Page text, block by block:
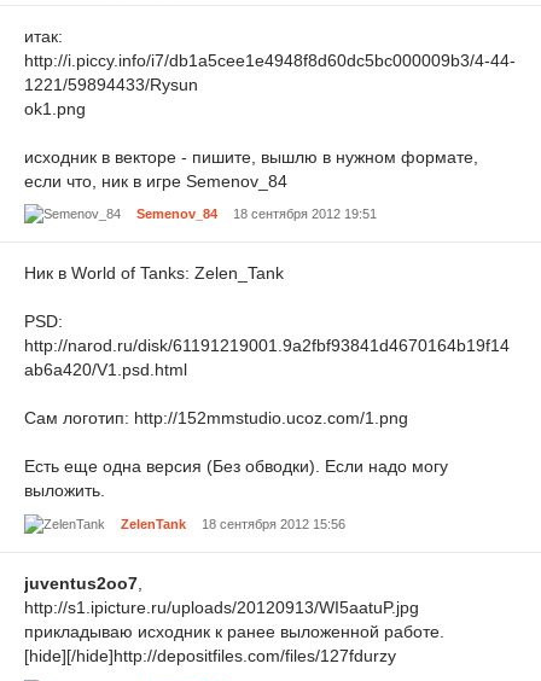
итак:
http://i.piccy.info/i7/db1a5cee1e4948f8d60dc5bc000009b3/4-44-
1221/59894433/Rysun
ok1.png
исходник в векторе - пишите, вышлю в нужном формате,
если что, ник в игре Semenov_84
Semenov_84 18 сентября 2012 19:51
Ник в World of Tanks: Zelen_Tank
PSD:
http://narod.ru/disk/61191219001.9a2fbf93841d4670164b19f14
ab6a420/V1.psd.html
Сам логотип: http://152mmstudio.ucoz.com/1.png
Есть еще одна версия (Без обводки). Если надо могу
выложить.
ZelenTank 18 сентября 2012 15:56
juventus2oo7,
http://s1.ipicture.ru/uploads/20120913/WI5aatuP.jpg
прикладываю исходник к ранее выложенной работе.
[hide][/hide]http://depositfiles.com/files/127fdurzy